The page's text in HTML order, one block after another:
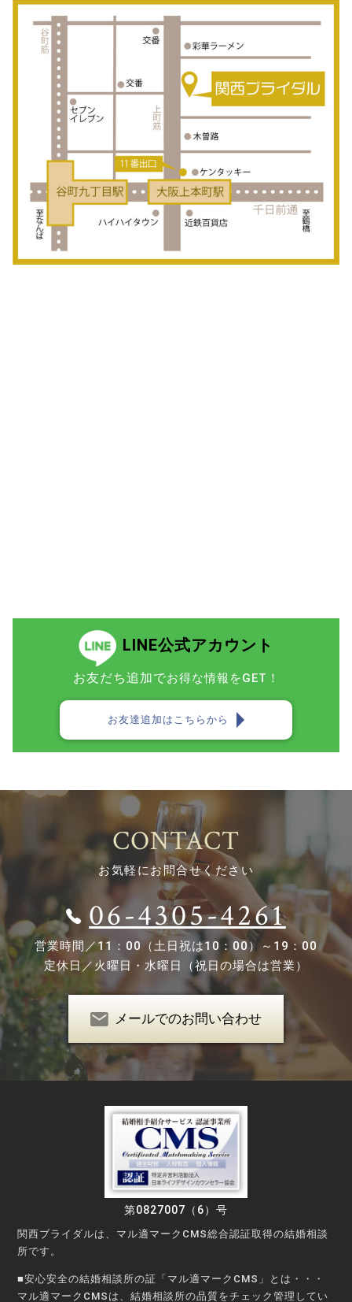
LINE公式アカウント
お友だち追加でお得な情報をGET！
お友達追加はこちらから
CONTACT
お気軽にお問合せください
06-4305-4261
営業時間／11：00（土日祝は10：00）～19：00
定休日／火曜日・水曜日（祝日の場合は営業）
メールでのお問い合わせ
第0827007（6）号
関西ブライダルは、マル適マークCMS総合認証取得の結婚相談
所です。
■安心安全の結婚相談所の証「マル適マークCMS」とは・・・
マル適マークCMSは、結婚相談所の品質をチェック管理してい